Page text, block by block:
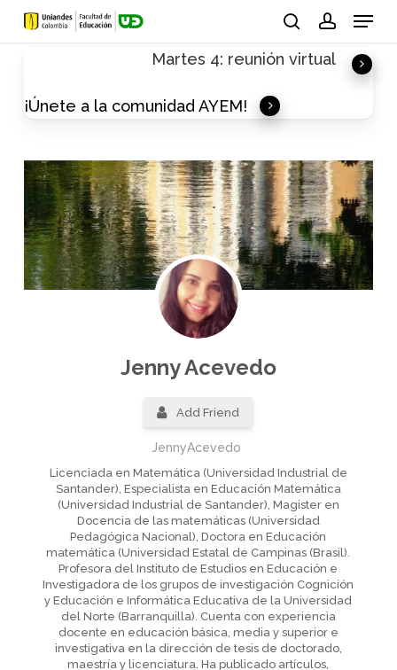
Skip
Menu
Martes 4: reunión virtual
¡Únete a la comunidad AYEM!
Jenny Acevedo
Add Friend
JennyAcevedo
Licenciada en Matemática (Universidad Industrial de
Santander), Especialista en Educación Matemática
(Universidad Industrial de Santander), Magister en
Docencia de las matemáticas (Universidad
Pedagógica Nacional), Doctora en Educación
matemática (Universidad Estatal de Campinas (Brasil).
Profesora del Instituto de Estudios en Educación e
Investigadora de los grupos de investigación Cognición
y Educación e Informática Educativa de la Universidad
del Norte (Barranquilla). Cuenta con experiencia
docente en educación básica, media y superior e
investigativa en la dirección de tesis de doctorado,
maestría y licenciatura. Ha publicado artículos,